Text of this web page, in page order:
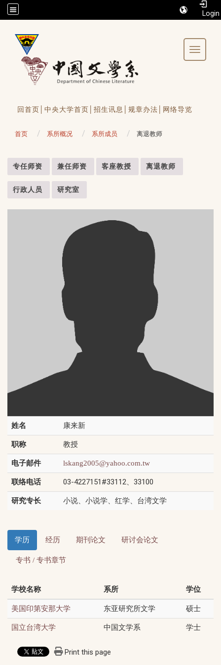
/accesskey"" title="Toolbar">:::
Toggle
回首页│ 中央大学首页│ 招生讯息│ 规章办法│ 网络导览
首页 系所概况 系所成员 离退教师
专任师资 兼任师资 客座教授 离退教师
行政人员 研究室
姓名 康来新
职称 教授
电子邮件 lskang2005@yahoo.com.tw
联络电话 03-4227151#33112、33100
研究专长 小说、小说学、红学、台湾文学
学历 经历 期刊论文 研讨会论文
专书 / 专书章节
学校名称 系所 学位
美国印第安那大学 东亚研究所文学 硕士
国立台湾大学 中国文学系 学士
Print this page